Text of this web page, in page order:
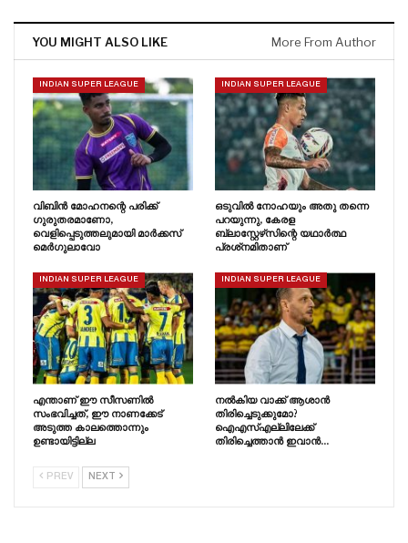
YOU MIGHT ALSO LIKE More From Author
INDIAN SUPER LEAGUE
വിബിൻ മോഹനന്റെ പരിക്ക്
ഗുരുതരമാണോ,
വെളിപ്പെടുത്തലുമായി മാർക്കസ്
മെർഗുലാവോ
INDIAN SUPER LEAGUE
ഒടുവിൽ നോഹയും അതു തന്നെ
പറയുന്നു, കേരള
ബ്ലാസ്റ്റേഴ്‌സിന്റെ യഥാർത്ഥ
പ്രശ്‌നമിതാണ്
INDIAN SUPER LEAGUE
എന്താണ് ഈ സീസണിൽ
സംഭവിച്ചത്, ഈ നാണക്കേട്
അടുത്ത കാലത്തൊന്നും
ഉണ്ടായിട്ടില്ല
INDIAN SUPER LEAGUE
നൽകിയ വാക്ക് ആശാൻ
തിരിച്ചെടുക്കുമോ?
ഐഎസ്എല്ലിലേക്ക്
തിരിച്ചെത്താൻ ഇവാൻ…
PREV NEXT